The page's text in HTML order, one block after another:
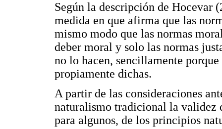
Según la descripción de Hocevar
medida en que afirma que las
mismo modo que las normas
deber moral y solo las normas
no lo hacen, sencillamente
propiamente dichas.
A partir de las consideraciones
naturalismo tradicional la validez
para algunos, de los principios